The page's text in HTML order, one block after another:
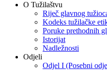
O Tužilaštvu
Riječ glavnog
Kodeks tužilačke
Poruke prethodnih
Istorijat
Nadležnosti
Odjeli
Odjel I (Posebni